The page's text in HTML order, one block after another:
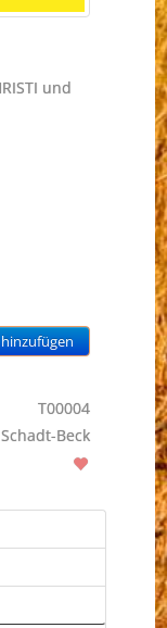
und
T00004
Beck